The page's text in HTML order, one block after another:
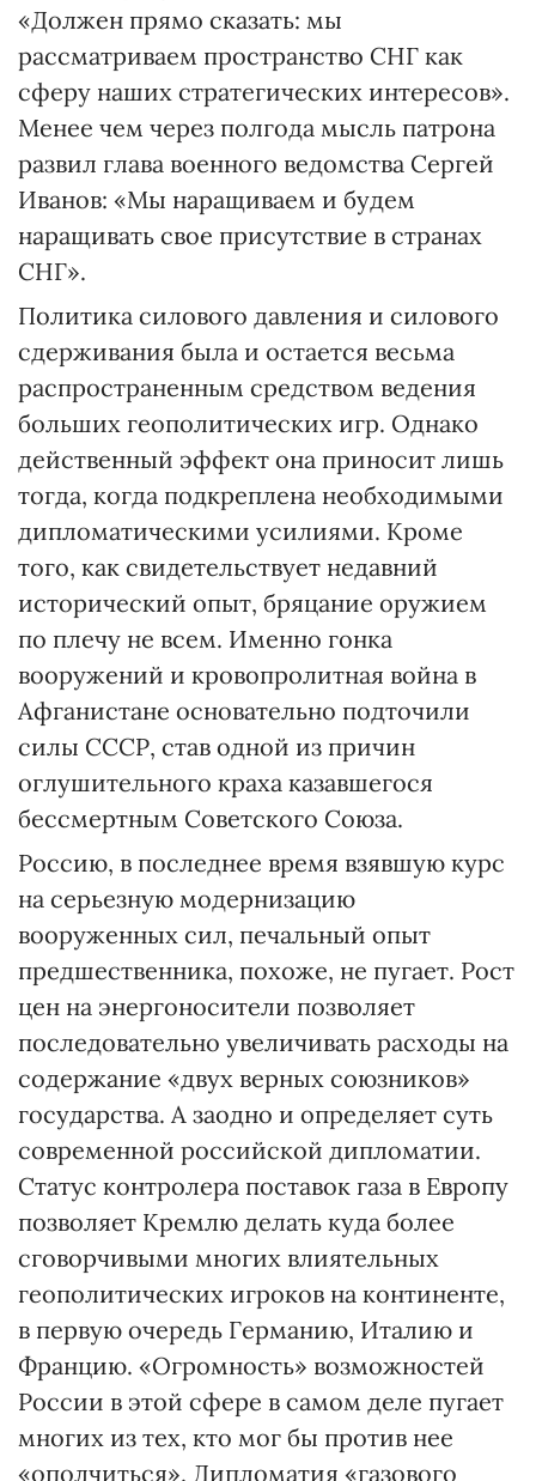
«Должен прямо сказать: мы
рассматриваем пространство СНГ как
сферу наших стратегических интересов».
Менее чем через полгода мысль патрона
развил глава военного ведомства Сергей
Иванов: «Мы наращиваем и будем
наращивать свое присутствие в странах
СНГ».
Политика силового давления и силового
сдерживания была и остается весьма
распространенным средством ведения
больших геополитических игр. Однако
действенный эффект она приносит лишь
тогда, когда подкреплена необходимыми
дипломатическими усилиями. Кроме
того, как свидетельствует недавний
исторический опыт, бряцание оружием
по плечу не всем. Именно гонка
вооружений и кровопролитная война в
Афганистане основательно подточили
силы СССР, став одной из причин
оглушительного краха казавшегося
бессмертным Советского Союза.
Россию, в последнее время взявшую курс
на серьезную модернизацию
вооруженных сил, печальный опыт
предшественника, похоже, не пугает. Рост
цен на энергоносители позволяет
последовательно увеличивать расходы на
содержание «двух верных союзников»
государства. А заодно и определяет суть
современной российской дипломатии.
Статус контролера поставок газа в Европу
позволяет Кремлю делать куда более
сговорчивыми многих влиятельных
геополитических игроков на континенте,
в первую очередь Германию, Италию и
Францию. «Огромность» возможностей
России в этой сфере в самом деле пугает
многих из тех, кто мог бы против нее
«ополчиться». Дипломатия «газового